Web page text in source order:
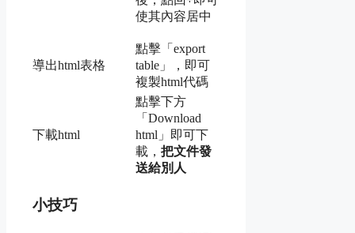
使其內容居中
導出html表格
點擊「export
table」，即可
複製html代碼
下載html
點擊下方
「Download
html」即可下
載， 把文件發
送給別人
小技巧